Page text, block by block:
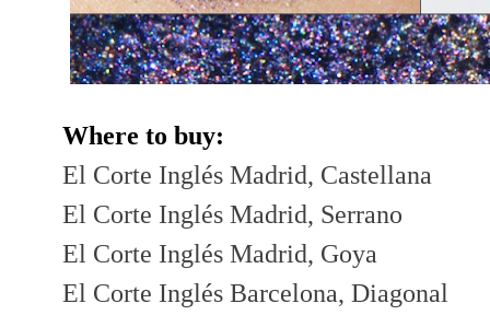
Where to buy:
El Corte Inglés Madrid, Castellana
El Corte Inglés Madrid, Serrano
El Corte Inglés Madrid, Goya
El Corte Inglés Barcelona, Diagonal